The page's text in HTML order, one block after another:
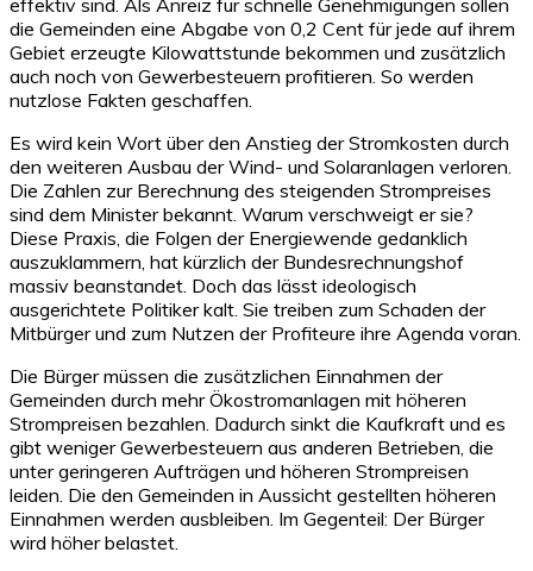
die Gemeinden eine Abgabe von 0,2 Cent für jede auf ihrem
Gebiet erzeugte Kilowattstunde bekommen und zusätzlich
auch noch von Gewerbesteuern profitieren. So werden
nutzlose Fakten geschaffen.
Es wird kein Wort über den Anstieg der Stromkosten durch
den weiteren Ausbau der Wind- und Solaranlagen verloren.
Die Zahlen zur Berechnung des steigenden Strompreises
sind dem Minister bekannt. Warum verschweigt er sie?
Diese Praxis, die Folgen der Energiewende gedanklich
auszuklammern, hat kürzlich der Bundesrechnungshof
massiv beanstandet. Doch das lässt ideologisch
ausgerichtete Politiker kalt. Sie treiben zum Schaden der
Mitbürger und zum Nutzen der Profiteure ihre Agenda voran.
Die Bürger müssen die zusätzlichen Einnahmen der
Gemeinden durch mehr Ökostromanlagen mit höheren
Strompreisen bezahlen. Dadurch sinkt die Kaufkraft und es
gibt weniger Gewerbesteuern aus anderen Betrieben, die
unter geringeren Aufträgen und höheren Strompreisen
leiden. Die den Gemeinden in Aussicht gestellten höheren
Einnahmen werden ausbleiben. Im Gegenteil: Der Bürger
wird höher belastet.